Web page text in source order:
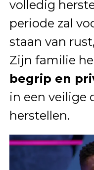
volledig
periode zal
staan van
Zijn familie
begrip en
in een veilige
herstellen.